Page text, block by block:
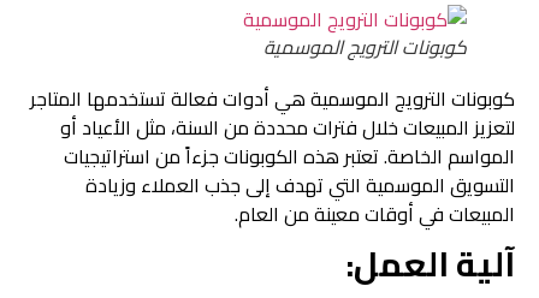
كوبونات الترويج الموسمية
كوبونات الترويج الموسمية هي أدوات فعالة تستخدمها المتاجر
لتعزيز المبيعات خلال فترات محددة من السنة، مثل الأعياد أو
المواسم الخاصة. تعتبر هذه الكوبونات جزءاً من استراتيجيات
التسويق الموسمية التي تهدف إلى جذب العملاء وزيادة
المبيعات في أوقات معينة من العام.
آلية العمل: